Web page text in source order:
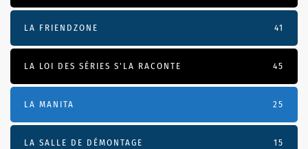
LA FRIENDZONE 41
LA LOI DES SÉRIES S'LA RACONTE 45
LA MANITA 25
LA SALLE DE DÉMONTAGE 15